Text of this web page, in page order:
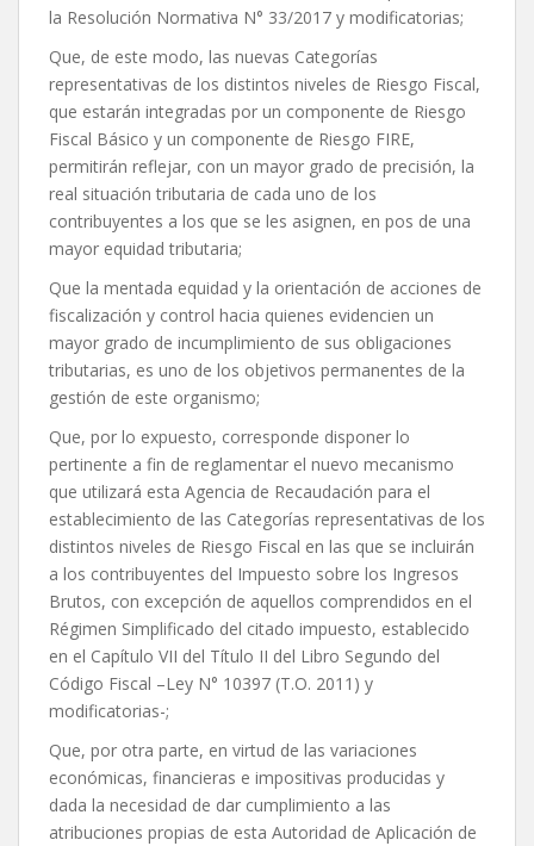
la Resolución Normativa N° 33/2017 y modificatorias;
Que, de este modo, las nuevas Categorías
representativas de los distintos niveles de Riesgo Fiscal,
que estarán integradas por un componente de Riesgo
Fiscal Básico y un componente de Riesgo FIRE,
permitirán reflejar, con un mayor grado de precisión, la
real situación tributaria de cada uno de los
contribuyentes a los que se les asignen, en pos de una
mayor equidad tributaria;
Que la mentada equidad y la orientación de acciones de
fiscalización y control hacia quienes evidencien un
mayor grado de incumplimiento de sus obligaciones
tributarias, es uno de los objetivos permanentes de la
gestión de este organismo;
Que, por lo expuesto, corresponde disponer lo
pertinente a fin de reglamentar el nuevo mecanismo
que utilizará esta Agencia de Recaudación para el
establecimiento de las Categorías representativas de los
distintos niveles de Riesgo Fiscal en las que se incluirán
a los contribuyentes del Impuesto sobre los Ingresos
Brutos, con excepción de aquellos comprendidos en el
Régimen Simplificado del citado impuesto, establecido
en el Capítulo VII del Título II del Libro Segundo del
Código Fiscal –Ley N° 10397 (T.O. 2011) y
modificatorias-;
Que, por otra parte, en virtud de las variaciones
económicas, financieras e impositivas producidas y
dada la necesidad de dar cumplimiento a las
atribuciones propias de esta Autoridad de Aplicación de